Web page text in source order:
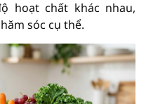
hoạt chất khác nhau,
sóc cụ thể.